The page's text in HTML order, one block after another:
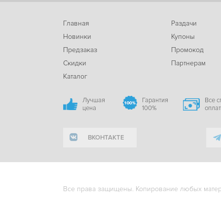
Главная
Новинки
Предзаказ
Скидки
Каталог
Раздачи
Купоны
Промокод
Партнерам
Лучшая
цена
Гарантия
100%
Все
ВКОНТАКТЕ
Все права защищены. Копирование любых